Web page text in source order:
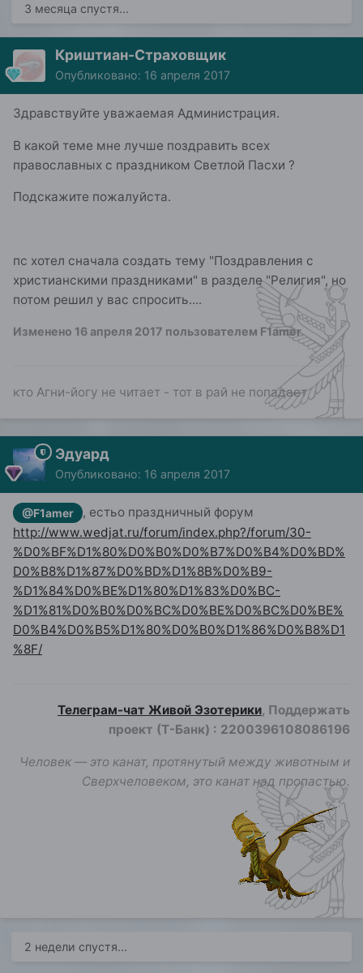
3 месяца спустя...
Криштиан-Страховщик
Опубликовано: 16 апреля 2017
Здравствуйте уважаемая Администрация.
В какой теме мне лучше поздравить всех
православных с праздником Светлой Пасхи ?
Подскажите пожалуйста.
пс хотел сначала создать тему "Поздравления с
христианскими праздниками" в разделе "Религия", но
потом решил у вас спросить....
Изменено 16 апреля 2017 пользователем F1amer
кто Агни-йогу не читает - тот в рай не попадает
Эдуард
Опубликовано: 16 апреля 2017
@F1amer
, естьо праздничный форум
http://www.wedjat.ru/forum/index.php?/forum/30-
%D0%BF%D1%80%D0%B0%D0%B7%D0%B4%D0%BD%
D0%B8%D1%87%D0%BD%D1%8B%D0%B9-
%D1%84%D0%BE%D1%80%D1%83%D0%BC-
%D1%81%D0%B0%D0%BC%D0%BE%D0%BC%D0%BE%
D0%B4%D0%B5%D1%80%D0%B0%D1%86%D0%B8%D1
%8F/
Телеграм-чат Живой Эзотерики, Поддержать
проект (Т-Банк) : 2200396108086196
Человек — это канат, протянутый между животным и
Сверхчеловеком, это канат над пропастью.
2 недели спустя...